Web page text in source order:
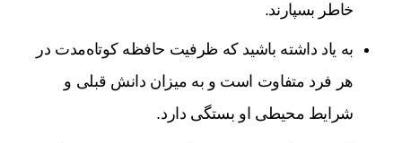
خاطر بسپارند.
به یاد داشته باشید که ظرفیت حافظه کوتاه‌مدت در
هر فرد متفاوت است و به میزان دانش قبلی و
شرایط محیطی او بستگی دارد.